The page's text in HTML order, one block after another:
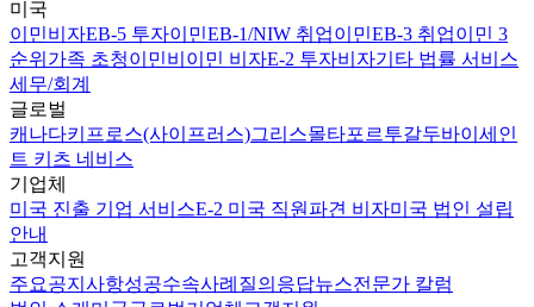
미국
이민비자EB-5 투자이민EB-1/NIW 취업이민EB-3 취업이민 3
순위 가족 초청이민비이민 비자E-2 투자비자기타 법률 서비스
세무/회계
글로벌
캐나다키프로스(사이프러스)그리스몰타포르투갈두바이 세인
트 키츠 네비스
기업체
미국 진출 기업 서비스E-2 미국 직원파견 비자미국 법인 설립
안내
고객지원
주요공지사항성공수속사례 질의응답뉴스전문가 칼럼